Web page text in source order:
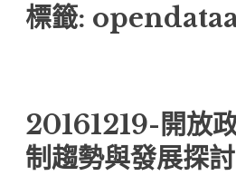
標籤:
20161219-開放
制趨勢與發展探討